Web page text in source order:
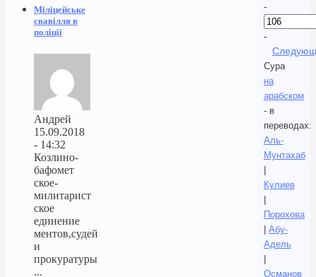
-
-
Сура
на
арабском
- в
переводах:
Аль-
Мунтахаб
Кулиев
Порохова
Абу-
Адель
Османов
Міліцейське
свавілля в
поліції
Андрей
15.09.2018
- 14:32
Козлино-
бафомет
ское-
милитарист
ское
единение
ментов,судей
и
прокуратуры
...